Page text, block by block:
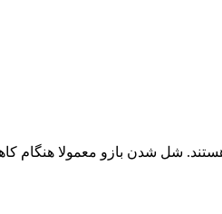
شل شدن بازو معمولا هنگام